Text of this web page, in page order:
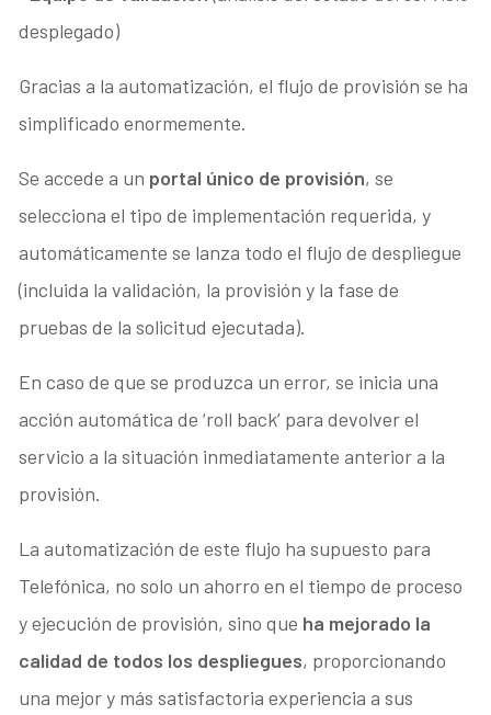
desplegado)
Gracias a la automatización, el flujo de provisión se ha
simplificado enormemente.
Se accede a un portal único de provisión, se
selecciona el tipo de implementación requerida, y
automáticamente se lanza todo el flujo de despliegue
(incluida la validación, la provisión y la fase de
pruebas de la solicitud ejecutada).
En caso de que se produzca un error, se inicia una
acción automática de ‘roll back’ para devolver el
servicio a la situación inmediatamente anterior a la
provisión.
La automatización de este flujo ha supuesto para
Telefónica, no solo un ahorro en el tiempo de proceso
y ejecución de provisión, sino que ha mejorado la
calidad de todos los despliegues, proporcionando
una mejor y más satisfactoria experiencia a sus